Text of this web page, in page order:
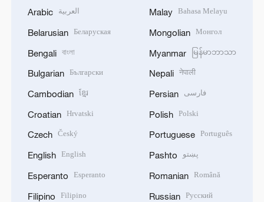
Arabic العربية
Belarusian Беларуская
Bengali বাংলা
Bulgarian Български
Cambodian ខ្មែរ
Croatian Hrvatski
Czech Český
English English
Esperanto Esperanto
Filipino Filipino
Malay Bahasa Melayu
Mongolian Монгол
Myanmar မြန်မာဘာသာ
Nepali नेपाली
Persian فارسی
Polish Polski
Portuguese Português
Pashto پښتو
Romanian Română
Russian Русский